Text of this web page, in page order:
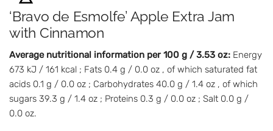
‘Bravo de Esmolfe’ Apple Extra Jam
with Cinnamon
Average nutritional information per 100 g / 3.53 oz: Energy
673 kJ / 161 kcal ; Fats 0.4 g / 0.0 oz , of which saturated fat
acids 0.1 g / 0.0 oz ; Carbohydrates 40.0 g / 1.4 oz , of which
sugars 39.3 g / 1.4 oz ; Proteins 0.3 g / 0.0 oz ; Salt 0.0 g /
0.0 oz.